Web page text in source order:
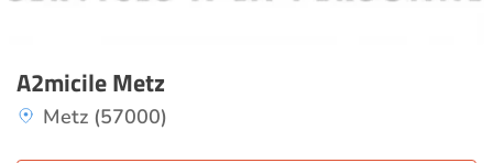
A2micile Metz
Metz (57000)